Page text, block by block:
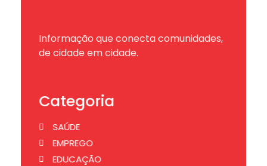
Informação que conecta comunidades,
de cidade em cidade.
Categoria
SAÚDE
EMPREGO
EDUCAÇÃO